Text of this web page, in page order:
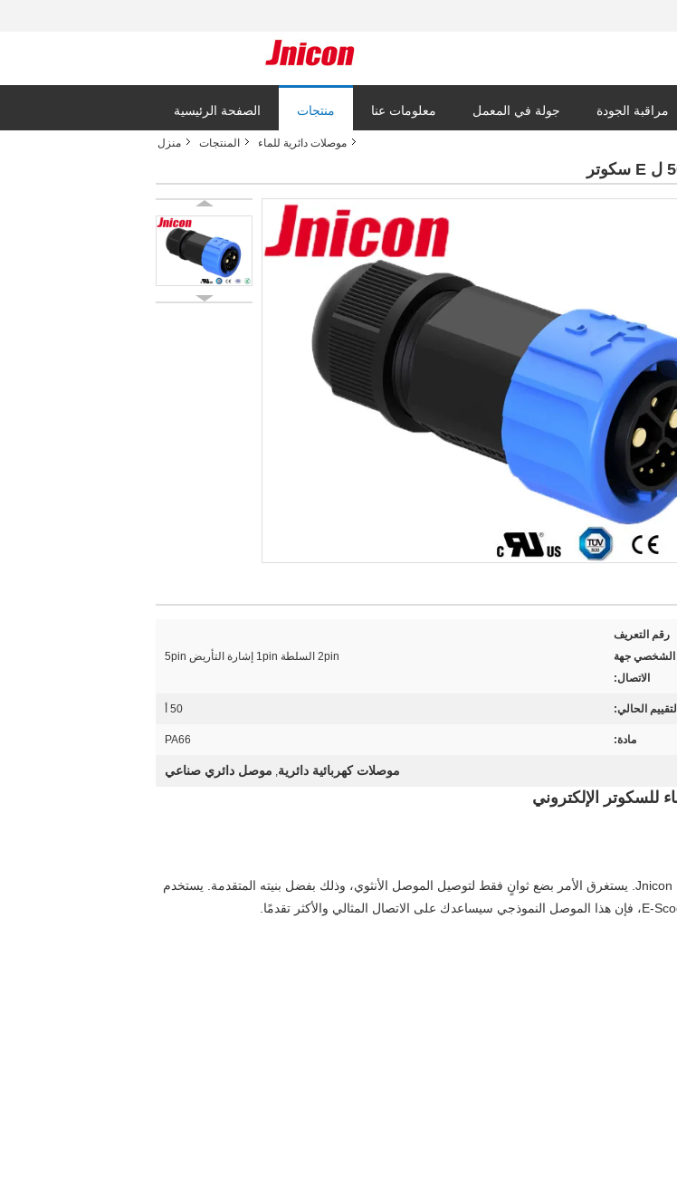
الصفحة الرئيسية منتجات معلومات عنا جولة في المعمل مراقبة الجودة
منزل المنتجات موصلات دائرية للماء
رقم التعريف
الشخصي جهة
الاتصال:
2pin السلطة 1pin إشارة التأريض 5pin
التقييم الحالي: 50 أ
مادة: PA66
موصلات كهربائية دائرية, موصل دائري صناعي
يعد الموصل المقاوم للماء بقفل الدفع IP67 هو الميزة الرئيسية لطراز Jnicon M23. يستغرق الأمر بضع ثوانٍ فقط لتوصيل الموصل الأنثوي، وذلك بفضل بنيته المتقدمة. يستخدم